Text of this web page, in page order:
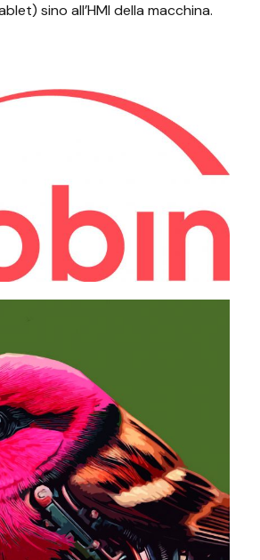
sino all’HMI della macchina.